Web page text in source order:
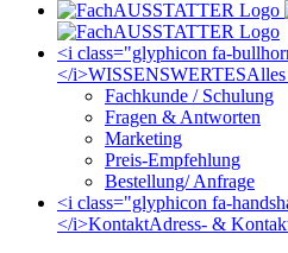
<i class="glyphicon fa-
</i>WISSENSWERTES
Fachkunde / Schulung
Fragen & Antworten
Marketing
Preis-Empfehlung
Bestellung/ Anfrage
<i class="glyphicon fa-
</i>KontaktAdress- &